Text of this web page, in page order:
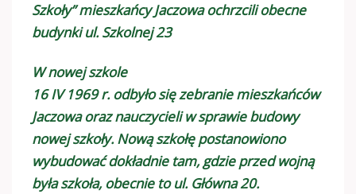
Szkoły” mieszkańcy Jaczowa ochrzcili obecne
budynki ul. Szkolnej 23
W nowej szkole
16 IV 1969 r. odbyło się zebranie mieszkańców
Jaczowa oraz nauczycieli w sprawie budowy
nowej szkoły. Nową szkołę postanowiono
wybudować dokładnie tam, gdzie przed wojną
była szkoła, obecnie to ul. Główna 20.